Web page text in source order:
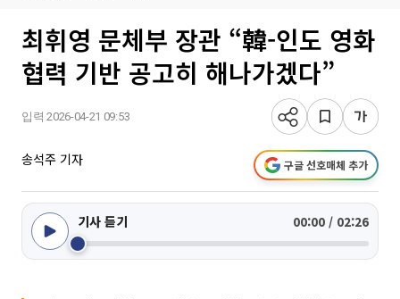
최휘영 문체부 장관 “韓-인도 영화
협력 기반 공고히 해나가겠다”
입력 2026-04-21 09:53
송석주 기자 구글 선호매체 추가
기사 듣기 00:00 / 02:26